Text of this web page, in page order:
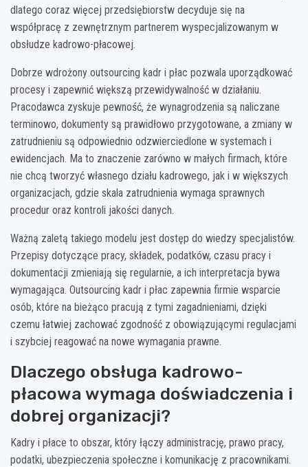
dlatego coraz więcej przedsiębiorstw decyduje się na
współpracę z zewnętrznym partnerem wyspecjalizowanym w
obsłudze kadrowo-płacowej.
Dobrze wdrożony outsourcing kadr i płac pozwala uporządkować
procesy i zapewnić większą przewidywalność w działaniu.
Pracodawca zyskuje pewność, że wynagrodzenia są naliczane
terminowo, dokumenty są prawidłowo przygotowane, a zmiany w
zatrudnieniu są odpowiednio odzwierciedlone w systemach i
ewidencjach. Ma to znaczenie zarówno w małych firmach, które
nie chcą tworzyć własnego działu kadrowego, jak i w większych
organizacjach, gdzie skala zatrudnienia wymaga sprawnych
procedur oraz kontroli jakości danych.
Ważną zaletą takiego modelu jest dostęp do wiedzy specjalistów.
Przepisy dotyczące pracy, składek, podatków, czasu pracy i
dokumentacji zmieniają się regularnie, a ich interpretacja bywa
wymagająca. Outsourcing kadr i płac zapewnia firmie wsparcie
osób, które na bieżąco pracują z tymi zagadnieniami, dzięki
czemu łatwiej zachować zgodność z obowiązującymi regulacjami
i szybciej reagować na nowe wymagania prawne.
Dlaczego obsługa kadrowo-
płacowa wymaga doświadczenia i
dobrej organizacji?
Kadry i płace to obszar, który łączy administrację, prawo pracy,
podatki, ubezpieczenia społeczne i komunikację z pracownikami.